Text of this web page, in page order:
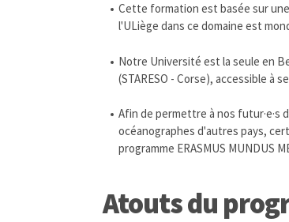
Cette formation est basée sur
l'ULiège dans ce domaine est
Notre Université est la seule en
(STARESO - Corse), accessible à
Afin de permettre à nos futur·e·s
océanographes d'autres pays,
programme ERASMUS MUNDUS
Atouts du